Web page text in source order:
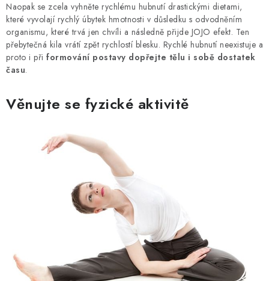
Naopak se zcela vyhněte rychlému hubnutí drastickými dietami,
které vyvolají rychlý úbytek hmotnosti v důsledku s odvodněním
organismu, které trvá jen chvíli a následně přijde JOJO efekt. Ten
přebytečná kila vrátí zpět rychlostí blesku. Rychlé hubnutí neexistuje a
proto i při formování postavy dopřejte tělu i sobě dostatek
času.
Věnujte se fyzické aktivitě